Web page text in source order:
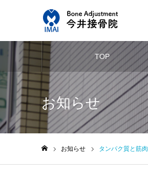
TOP
お知らせ
お知らせ タンパク質と筋肉